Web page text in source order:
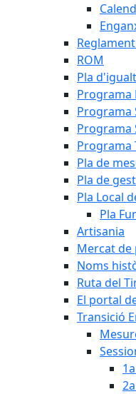
ROM
Pla
Programa
Programa
Programa
Programa
Pla de
Pla de
Pla Local
Pla
Artisania
Mercat
Noms
Ruta del
El portal
Transició